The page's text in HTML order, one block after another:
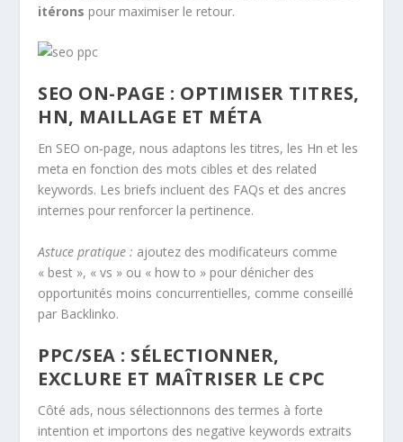
itérons pour maximiser le retour.
SEO ON-PAGE : OPTIMISER TITRES,
HN, MAILLAGE ET MÉTA
En SEO on‑page, nous adaptons les titres, les Hn et les
meta en fonction des mots cibles et des related
keywords. Les briefs incluent des FAQs et des ancres
internes pour renforcer la pertinence.
Astuce pratique : ajoutez des modificateurs comme
« best », « vs » ou « how to » pour dénicher des
opportunités moins concurrentielles, comme conseillé
par Backlinko.
PPC/SEA : SÉLECTIONNER,
EXCLURE ET MAÎTRISER LE CPC
Côté ads, nous sélectionnons des termes à forte
intention et importons des negative keywords extraits